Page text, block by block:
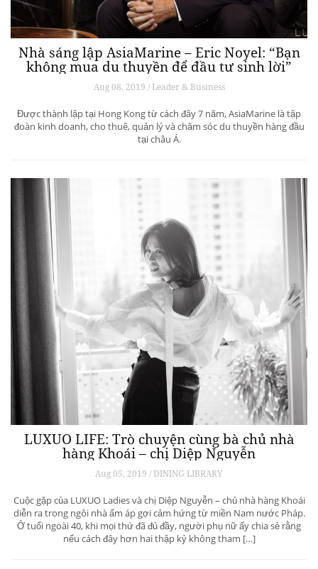
Nhà sáng lập AsiaMarine – Eric Noyel: “Bạn
không mua du thuyền để đầu tư sinh lời”
Aug 08, 2019 / Leader & Business
Được thành lập tại Hong Kong từ cách đây 7 năm, AsiaMarine là tập
đoàn kinh doanh, cho thuê, quản lý và chăm sóc du thuyền hàng đầu
tại châu Á.
LUXUO LIFE: Trò chuyện cùng bà chủ nhà
hàng Khoái – chị Diệp Nguyễn
Aug 05, 2019 / DINING LIBRARY
Cuộc gặp của LUXUO Ladies và chị Diệp Nguyễn – chủ nhà hàng Khoái
diễn ra trong ngôi nhà ấm áp gợi cảm hứng từ miền Nam nước Pháp.
Ở tuổi ngoài 40, khi mọi thứ đã đủ đầy, người phụ nữ ấy chia sẻ rằng
nếu cách đây hơn hai thập kỷ không tham […]